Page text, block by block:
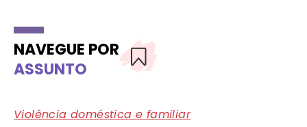
NAVEGUE POR
ASSUNTO
Violência doméstica e familiar